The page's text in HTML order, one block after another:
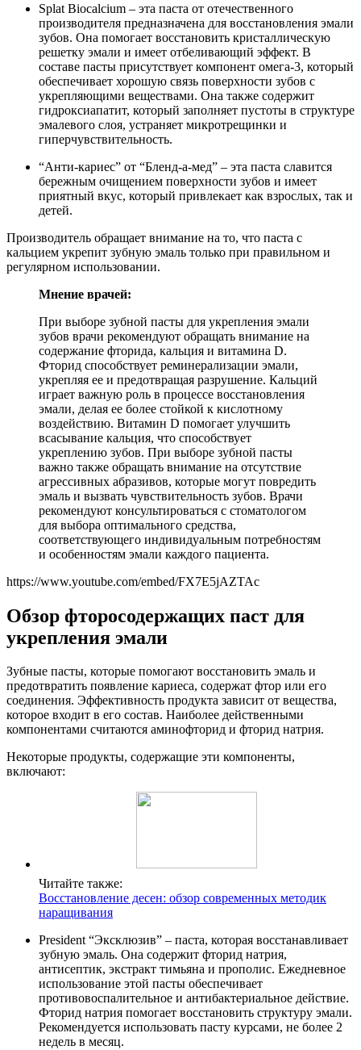
Splat Biocalcium – эта паста от отечественного
производителя предназначена для восстановления эмали
зубов. Она помогает восстановить кристаллическую
решетку эмали и имеет отбеливающий эффект. В
составе пасты присутствует компонент омега-3, который
обеспечивает хорошую связь поверхности зубов с
укрепляющими веществами. Она также содержит
гидроксиапатит, который заполняет пустоты в структуре
эмалевого слоя, устраняет микротрещинки и
гиперчувствительность.
“Анти-кариес” от “Бленд-а-мед” – эта паста славится
бережным очищением поверхности зубов и имеет
приятный вкус, который привлекает как взрослых, так и
детей.
Производитель обращает внимание на то, что паста с
кальцием укрепит зубную эмаль только при правильном и
регулярном использовании.
Мнение врачей:
При выборе зубной пасты для укрепления эмали
зубов врачи рекомендуют обращать внимание на
содержание фторида, кальция и витамина D.
Фторид способствует реминерализации эмали,
укрепляя ее и предотвращая разрушение. Кальций
играет важную роль в процессе восстановления
эмали, делая ее более стойкой к кислотному
воздействию. Витамин D помогает улучшить
всасывание кальция, что способствует
укреплению зубов. При выборе зубной пасты
важно также обращать внимание на отсутствие
агрессивных абразивов, которые могут повредить
эмаль и вызвать чувствительность зубов. Врачи
рекомендуют консультироваться с стоматологом
для выбора оптимального средства,
соответствующего индивидуальным потребностям
и особенностям эмали каждого пациента.
https://www.youtube.com/embed/FX7E5jAZTAc
Обзор фторосодержащих паст для
укрепления эмали
Зубные пасты, которые помогают восстановить эмаль и
предотвратить появление кариеса, содержат фтор или его
соединения. Эффективность продукта зависит от вещества,
которое входит в его состав. Наиболее действенными
компонентами считаются аминофторид и фторид натрия.
Некоторые продукты, содержащие эти компоненты,
включают:
Читайте также:
Восстановление десен: обзор современных методик
наращивания
President “Эксклюзив” – паста, которая восстанавливает
зубную эмаль. Она содержит фторид натрия,
антисептик, экстракт тимьяна и прополис. Ежедневное
использование этой пасты обеспечивает
противовоспалительное и антибактериальное действие.
Фторид натрия помогает восстановить структуру эмали.
Рекомендуется использовать пасту курсами, не более 2
недель в месяц.